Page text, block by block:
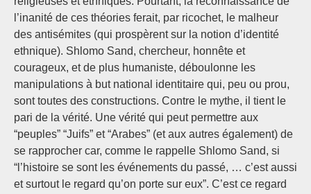
l’inanité de ces théories ferait, par ricochet, le malheur
des antisémites (qui prospèrent sur la notion d’identité
ethnique). Shlomo Sand, chercheur, honnête et
courageux, et de plus humaniste, déboulonne les
manipulations à but national identitaire qui, peu ou prou,
sont toutes des constructions. Contre le mythe, il tient le
pari de la vérité. Une vérité qui peut permettre aux
“peuples” “Juifs” et “Arabes” (et aux autres également) de
se rapprocher car, comme le rappelle Shlomo Sand, si
“l’histoire se sont les événements du passé, … c’est aussi
et surtout le regard qu’on porte sur eux”. C’est ce regard